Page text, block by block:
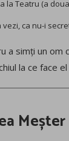
Teatru (a
ca nu-i
simți un om
la ce face
Meșter